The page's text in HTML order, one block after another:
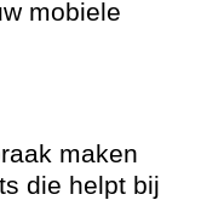
mobiele
maken
die helpt bij